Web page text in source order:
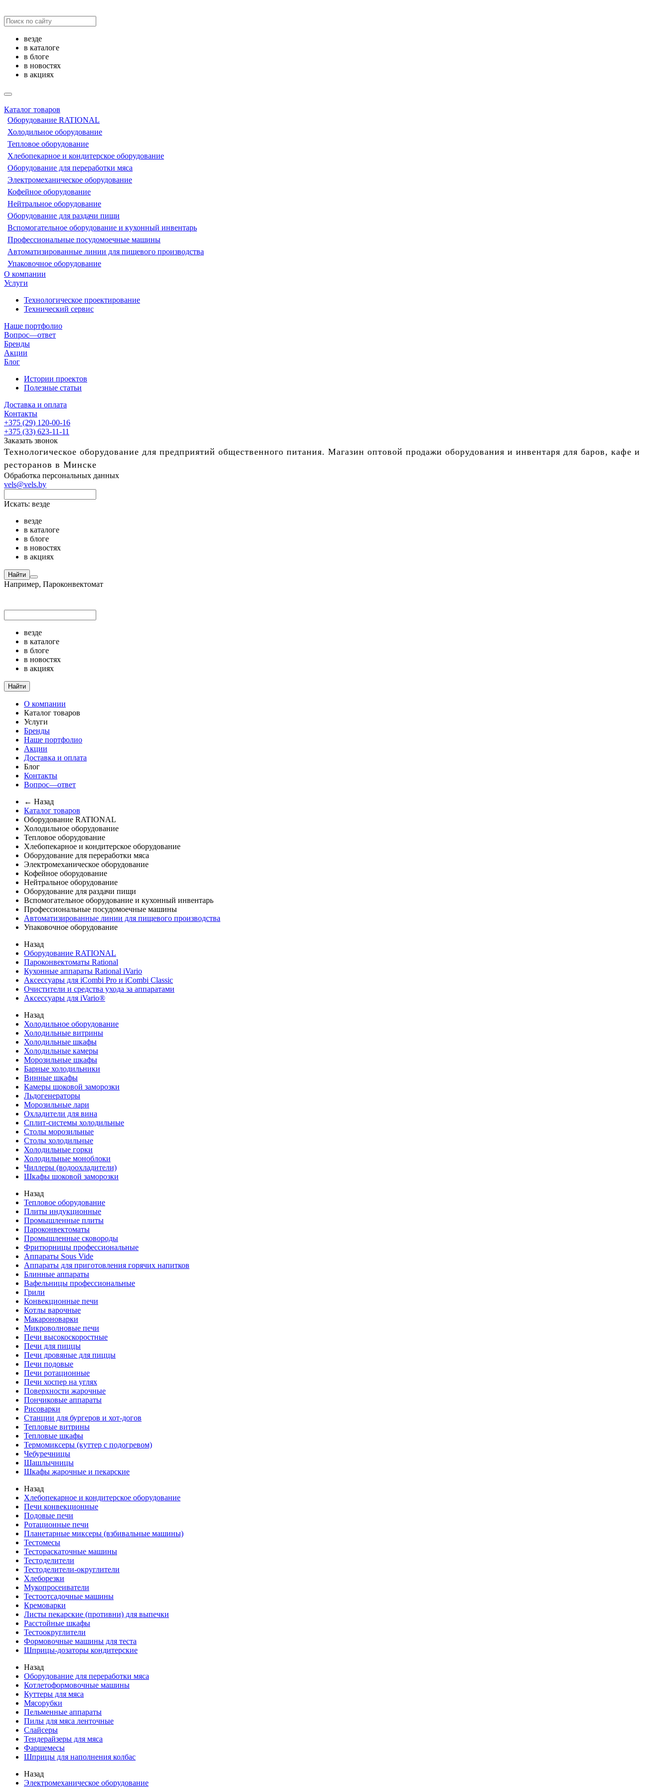
везде
в каталоге
в блоге
в новостях
в акциях
Каталог товаров
Оборудование RATIONAL
Холодильное оборудование
Тепловое оборудование
Хлебопекарное и кондитерское оборудование
Оборудование для переработки мяса
Электромеханическое оборудование
Кофейное оборудование
Нейтральное оборудование
Оборудование для раздачи пищи
Вспомогательное оборудование и кухонный инвентарь
Профессиональные посудомоечные машины
Автоматизированные линии для пищевого производства
Упаковочное оборудование
О компании
Услуги
Технологическое проектирование
Технический сервис
Наше портфолио
Вопрос—ответ
Бренды
Акции
Блог
Истории проектов
Полезные статьи
Доставка и оплата
Контакты
+375 (29) 120-00-16
+375 (33) 623-11-11
Заказать звонок
Технологическое оборудование для предприятий общественного питания. Магазин оптовой продажи оборудования и инвентаря для баров, кафе и
ресторанов в Минске
Обработка персональных данных
vels@vels.by
Искать: везде
везде
в каталоге
в блоге
в новостях
в акциях
Найти
Например, Пароконвектомат
везде
в каталоге
в блоге
в новостях
в акциях
Найти
О компании
Каталог товаров
Услуги
Бренды
Наше портфолио
Акции
Доставка и оплата
Блог
Контакты
Вопрос—ответ
← Назад
Каталог товаров
Оборудование RATIONAL
Холодильное оборудование
Тепловое оборудование
Хлебопекарное и кондитерское оборудование
Оборудование для переработки мяса
Электромеханическое оборудование
Кофейное оборудование
Нейтральное оборудование
Оборудование для раздачи пищи
Вспомогательное оборудование и кухонный инвентарь
Профессиональные посудомоечные машины
Автоматизированные линии для пищевого производства
Упаковочное оборудование
Назад
Оборудование RATIONAL
Пароконвектоматы Rational
Кухонные аппараты Rational iVario
Аксессуары для iCombi Pro и iCombi Classic
Очистители и средства ухода за аппаратами
Аксессуары для iVario®
Назад
Холодильное оборудование
Холодильные витрины
Холодильные шкафы
Холодильные камеры
Морозильные шкафы
Барные холодильники
Винные шкафы
Камеры шоковой заморозки
Льдогенераторы
Морозильные лари
Охладители для вина
Сплит-системы холодильные
Столы морозильные
Столы холодильные
Холодильные горки
Холодильные моноблоки
Чиллеры (водоохладители)
Шкафы шоковой заморозки
Назад
Тепловое оборудование
Плиты индукционные
Промышленные плиты
Пароконвектоматы
Промышленные сковороды
Фритюрницы профессиональные
Аппараты Sous Vide
Аппараты для приготовления горячих напитков
Блинные аппараты
Вафельницы профессиональные
Грили
Конвекционные печи
Котлы варочные
Макароноварки
Микроволновые печи
Печи высокоскоростные
Печи для пиццы
Печи дровяные для пиццы
Печи подовые
Печи ротационные
Печи хоспер на углях
Поверхности жарочные
Пончиковые аппараты
Рисоварки
Станции для бургеров и хот-догов
Тепловые витрины
Тепловые шкафы
Термомиксеры (куттер с подогревом)
Чебуречницы
Шашлычницы
Шкафы жарочные и пекарские
Назад
Хлебопекарное и кондитерское оборудование
Печи конвекционные
Подовые печи
Ротационные печи
Планетарные миксеры (взбивальные машины)
Тестомесы
Тестораскаточные машины
Тестоделители
Тестоделители-округлители
Хлеборезки
Мукопросеиватели
Тестоотсадочные машины
Кремоварки
Листы пекарские (противни) для выпечки
Расстойные шкафы
Тестоокруглители
Формовочные машины для теста
Шприцы-дозаторы кондитерские
Назад
Оборудование для переработки мяса
Котлетоформовочные машины
Куттеры для мяса
Мясорубки
Пельменные аппараты
Пилы для мяса ленточные
Слайсеры
Тендерайзеры для мяса
Фаршемесы
Шприцы для наполнения колбас
Назад
Электромеханическое оборудование